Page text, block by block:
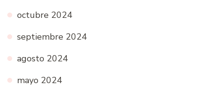
octubre 2024
septiembre 2024
agosto 2024
mayo 2024